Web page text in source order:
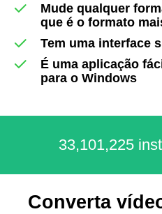
Mude qualquer
que é o formato
Tem uma interface
É uma aplicação
para o Windows
33,101,225
Сonverta